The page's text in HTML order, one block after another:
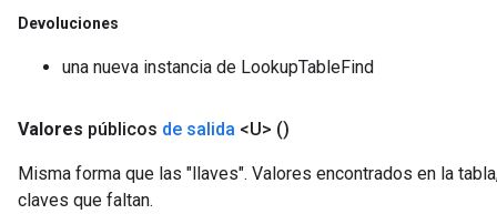
Devoluciones
una nueva instancia de LookupTableFind
Valores públicos de salida <U> ()
Misma forma que las "llaves". Valores encontrados en la
claves que faltan.